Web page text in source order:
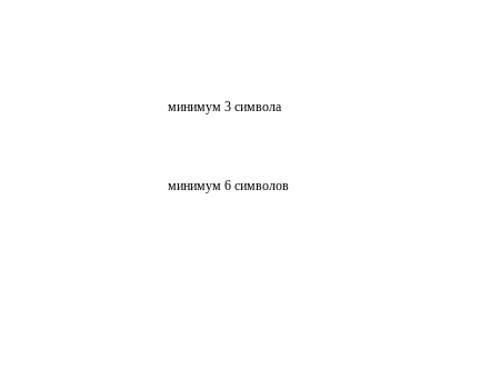
минимум 3 символа
минимум 6 символов